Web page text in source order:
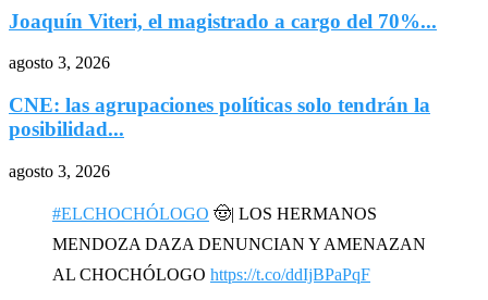
Joaquín Viteri, el magistrado a cargo del 70%...
agosto 3, 2026
CNE: las agrupaciones políticas solo tendrán la
posibilidad...
agosto 3, 2026
#ELCHOCHÓLOGO 🤠| LOS HERMANOS
MENDOZA DAZA DENUNCIAN Y AMENAZAN
AL CHOCHÓLOGO https://t.co/ddIjBPaPqF